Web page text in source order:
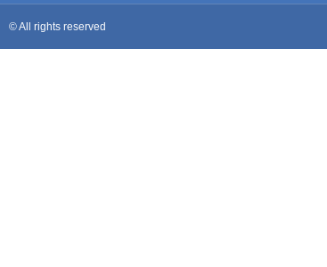
© All rights reserved